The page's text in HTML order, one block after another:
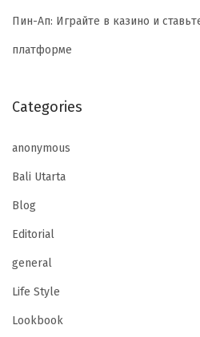
Пин-Ап: Играйте в казино и
платформе
Categories
anonymous
Bali Utarta
Blog
Editorial
general
Life Style
Lookbook